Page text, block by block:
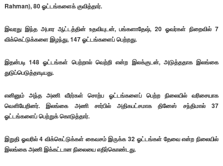
Rahman), 80 ஓட்டங்களைக் குவித்தார்.
இவரது இந்த அபார ஆட்டத்தின் உதவியுடன், பங்களாதேஷ், 20 ஓவர்கள் நிறைவில் 7
விக்கெட்டுக்களை இழந்து, 147 ஓட்டங்களைப் பெற்றது.
இதன்படி 148 ஓட்டங்கள் பெற்றால் வெற்றி என்ற இலக்குடன், அடுத்ததாக இலங்கை
துடுப்பெடுத்தாடியது.
எனினும் அந்த அணி வீரர்கள் சொற்ப ஓட்டங்களைப் பெற்ற நிலையில் வரிசையாக
வௌியேறினர். இலங்கை அணி சார்பில் அதிகபட்சமாக தினேஸ் சந்திமால் 37
ஓட்டங்களைப் பெற்றுக் கொடுத்தார்.
இறுதி ஓவரில் 4 விக்கெட்டுக்கள் கைவசம் இருக்க 32 ஓட்டங்கள் தேவை என்ற நிலையில்
இலங்கை அணி இக்கட்டான நிலையை எதிர்கொண்டது.